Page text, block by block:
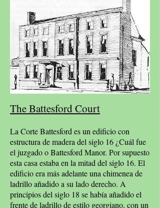
The Battesford Court
La Corte Battesford es un edificio con
estructura de madera del siglo 16 ¿Cuál fue
el juzgado o Battesford Manor. Por supuesto
esta casa estaba en la mitad del siglo 16. El
edificio era más adelante una chimenea de
ladrillo añadido a su lado derecho. A
principios del siglo 18 se había añadido el
frente de ladrillo de estilo georgiano, con un